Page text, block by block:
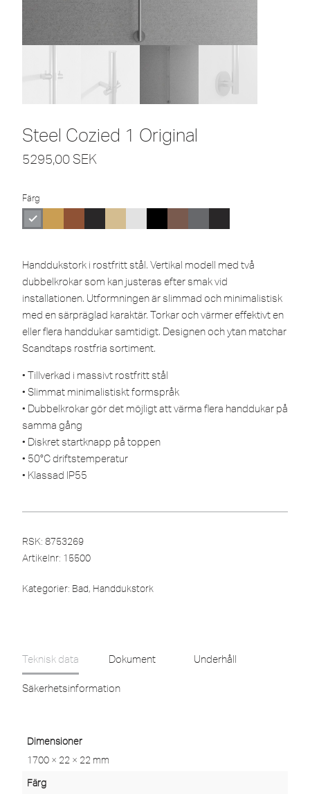
Steel Cozied 1 Original
5295,00 SEK
Färg
Handdukstork i rostfritt stål. Vertikal modell med två
dubbelkrokar som kan justeras efter smak vid
installationen. Utformningen är slimmad och minimalistisk
med en särpräglad karaktär. Torkar och värmer effektivt en
eller flera handdukar samtidigt. Designen och ytan matchar
Scandtaps rostfria sortiment.
• Tillverkad i massivt rostfritt stål
• Slimmat minimalistiskt formspråk
• Dubbelkrokar gör det möjligt att värma flera handdukar på
samma gång
• Diskret startknapp på toppen
• 50°C driftstemperatur
• Klassad IP55
RSK: 8753269
Artikelnr: 15500
Kategorier: Bad, Handdukstork
Teknisk data Dokument Underhåll
Säkerhetsinformation
Dimensioner
1700 × 22 × 22 mm
Färg